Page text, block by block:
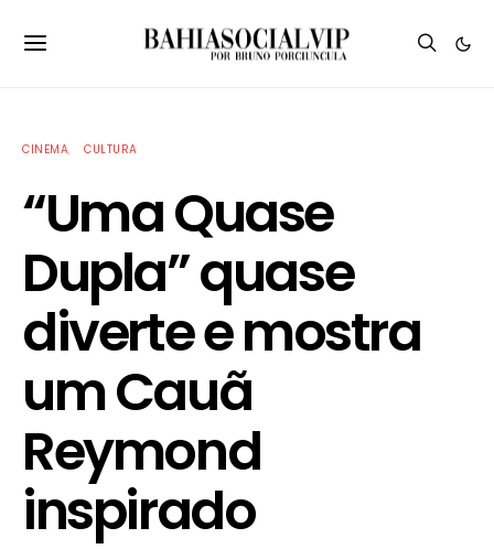
CINEMA CULTURA
“Uma Quase
Dupla” quase
diverte e mostra
um Cauã
Reymond
inspirado